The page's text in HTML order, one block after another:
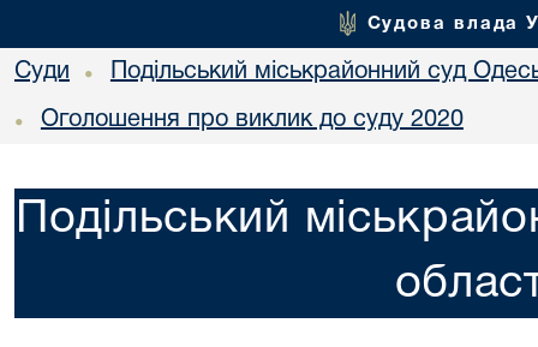
Судова влада
Суди • Подільський міськрайонний суд
• Оголошення про виклик до суду 2020
Подільський